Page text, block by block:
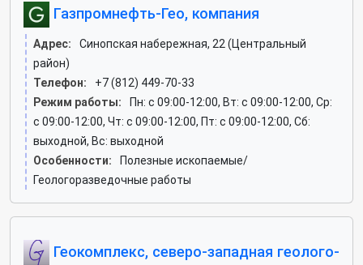
Газпромнефть-Гео, компания
Адрес:
Синопская набережная, 22 (Центральный
район)
Телефон:
+7 (812) 449-70-33
Режим работы:
Пн: c 09:00-12:00, Вт: c 09:00-12:00, Ср:
c 09:00-12:00, Чт: c 09:00-12:00, Пт: c 09:00-12:00, Сб:
выходной, Вс: выходной
Особенности:
Полезные ископаемые/
Геологоразведочные работы
Геокомплекс, северо-западная геолого-